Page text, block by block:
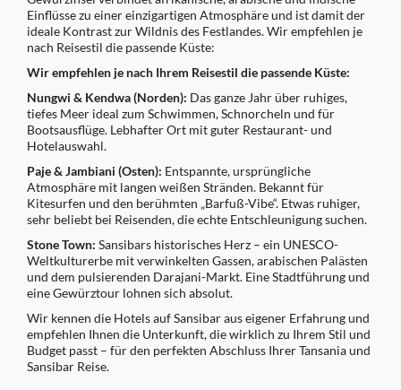
Einflüsse zu einer einzigartigen Atmosphäre und ist damit der
ideale Kontrast zur Wildnis des Festlandes. Wir empfehlen je
nach Reisestil die passende Küste:
Wir empfehlen je nach Ihrem Reisestil die passende Küste:
Nungwi & Kendwa (Norden): Das ganze Jahr über ruhiges,
tiefes Meer ideal zum Schwimmen, Schnorcheln und für
Bootsausflüge. Lebhafter Ort mit guter Restaurant- und
Hotelauswahl.
Paje & Jambiani (Osten): Entspannte, ursprüngliche
Atmosphäre mit langen weißen Stränden. Bekannt für
Kitesurfen und den berühmten „Barfuß-Vibe“. Etwas ruhiger,
sehr beliebt bei Reisenden, die echte Entschleunigung suchen.
Stone Town: Sansibars historisches Herz – ein UNESCO-
Weltkulturerbe mit verwinkelten Gassen, arabischen Palästen
und dem pulsierenden Darajani-Markt. Eine Stadtführung und
eine Gewürztour lohnen sich absolut.
Wir kennen die Hotels auf Sansibar aus eigener Erfahrung und
empfehlen Ihnen die Unterkunft, die wirklich zu Ihrem Stil und
Budget passt – für den perfekten Abschluss Ihrer Tansania und
Sansibar Reise.